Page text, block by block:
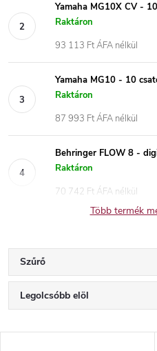
Yamaha MG10X CV -
Raktáron
93 113 Ft ÁFA nélkül
Yamaha MG10 - 10
Raktáron
87 993 Ft ÁFA nélkül
Behringer FLOW 8 -
Raktáron
70 742 Ft ÁFA nélkül
Több termék
Szűrő
T
e
Legolcsóbb elöl